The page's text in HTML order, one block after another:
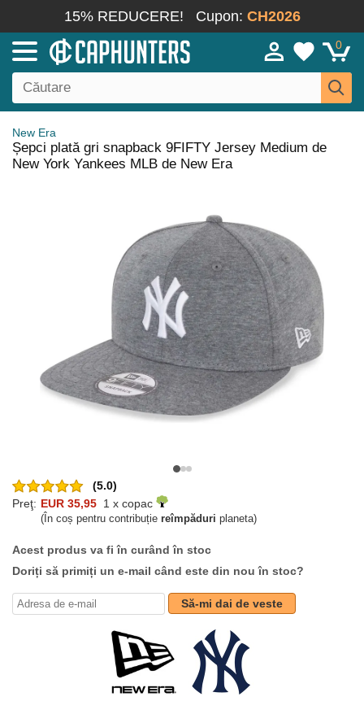
15% REDUCERE! Cupon: CH2026
0
New Era
Șepci plată gri snapback 9FIFTY Jersey Medium de
New York Yankees MLB de New Era
(5.0)
Preţ: EUR 35,95 1 x copac
(În coș pentru contribuție reîmpăduri planeta)
Acest produs va fi în curând în stoc
Doriți să primiți un e-mail când este din nou în stoc?
Să-mi dai de veste